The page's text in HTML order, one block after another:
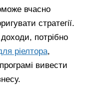
вчасно
стратегії.
потрібно
ріелтора,
вивести